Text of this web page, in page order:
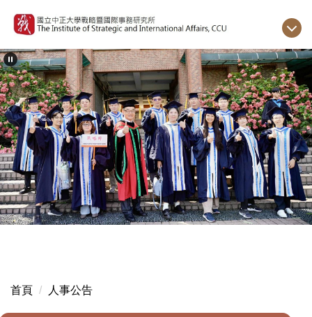
到
要
內
容
區
首頁 人事公告